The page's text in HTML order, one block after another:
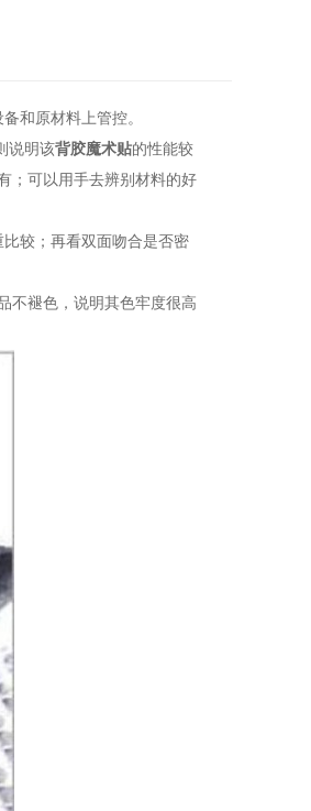
和原材料上管控。
说明该背胶魔术贴的性能较
；可以用手去辨别材料的好
较；再看双面吻合是否密
不褪色，说明其色牢度很高